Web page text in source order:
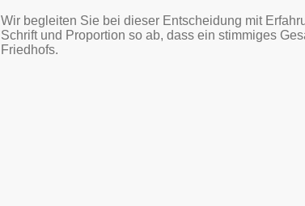
Wir begleiten Sie bei dieser Entscheidung mit
Schrift und Proportion so ab, dass ein stimmiges
Friedhofs.